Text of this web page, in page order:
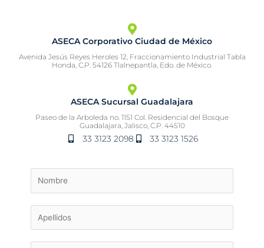
ASECA Corporativo Ciudad de México
Avenida Jesús Reyes Heroles 12, Fraccionamiento Industrial Tabla
Honda, C.P. 54126 Tlalnepantla, Edo. de México.
ASECA Sucursal Guadalajara
Paseo de la Arboleda no. 1151 Col. Residencial del Bosque
Guadalajara, Jalisco, C.P. 44510
33 3123 2098 33 3123 1526